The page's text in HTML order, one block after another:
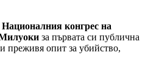
Националния конгрес на
за първата си публична
преживя опит за убийство,